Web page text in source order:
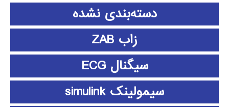
دسته‌بندی نشده
زاب ZAB
سیگنال ECG
سیمولینک simulink